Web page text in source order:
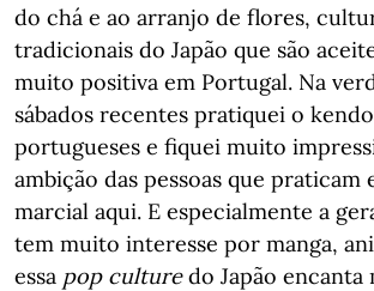
do chá e ao arranjo de flores,
tradicionais do Japão que são
muito positiva em Portugal. Na
sábados recentes pratiquei o
portugueses e fiquei muito
ambição das pessoas que praticam
marcial aqui. E especialmente a
tem muito interesse por manga,
essa pop culturedo Japão encanta